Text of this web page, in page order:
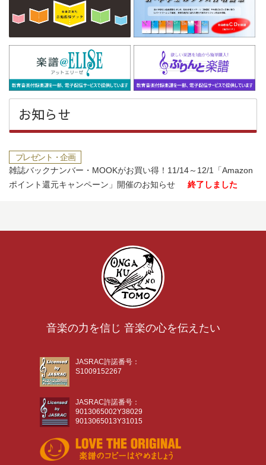
お知らせ
プレゼント・企画
雑誌バックナンバー・MOOKがお買い得！11/14～12/1「Amazon
ポイント還元キャンペーン」開催のお知らせ
終了しました
音楽の力を信じ 音楽の心を伝えたい
JASRAC許諾番号：
S1009152267
JASRAC許諾番号：
9013065002Y38029
9013065013Y31015